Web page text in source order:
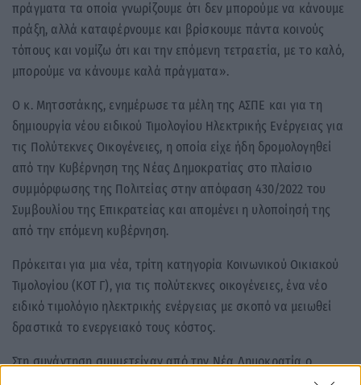
πράγματα τα οποία γνωρίζουμε ότι δεν μπορούμε να κάνουμε
πράξη, αλλά καταφέρνουμε και βρίσκουμε πάντα κοινούς
τόπους και νομίζω ότι και την επόμενη τετραετία, με το καλό,
μπορούμε να κάνουμε καλά πράγματα».
Ο κ. Μητσοτάκης, ενημέρωσε τα μέλη της ΑΣΠΕ και για τη
δημιουργία νέου ειδικού Τιμολογίου Ηλεκτρικής Ενέργειας για
τις Πολύτεκνες Οικογένειες, η οποία είχε ήδη δρομολογηθεί
από την Κυβέρνηση της Νέας Δημοκρατίας στο πλαίσιο
συμμόρφωσης της Πολιτείας στην απόφαση 430/2022 του
Συμβουλίου της Επικρατείας και απομένει η υλοποίησή της
από την επόμενη κυβέρνηση.
Πρόκειται για μια νέα, τρίτη κατηγορία Κοινωνικού Οικιακού
Τιμολογίου (ΚΟΤ Γ), για τις πολύτεκνες οικογένειες, ένα νέο
ειδικό τιμολόγιο ηλεκτρικής ενέργειας με σκοπό να μειωθεί
δραστικά το ενεργειακό τους κόστος.
Στη συνάντηση συμμετείχαν από την Νέα Δημοκρατία ο